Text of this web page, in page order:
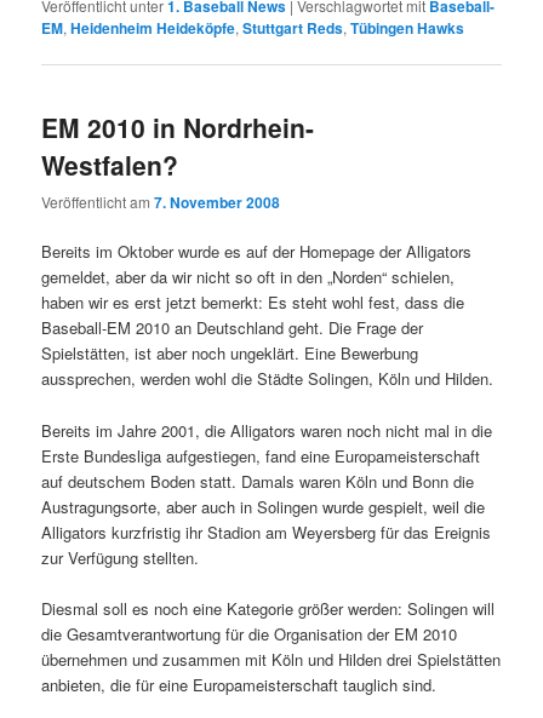
Veröffentlicht unter1. Baseball News |Verschlagwortet mit Baseball-
EM,Heidenheim Heideköpfe,Stuttgart Reds,Tübingen Hawks
EM 2010 in Nordrhein-
Westfalen?
Veröffentlicht am7. November 2008
Bereits im Oktober wurde es auf der Homepage der Alligators
gemeldet, aber da wir nicht so oft in den „Norden“ schielen,
haben wir es erst jetzt bemerkt: Es steht wohl fest, dass die
Baseball-EM 2010 an Deutschland geht. Die Frage der
Spielstätten, ist aber noch ungeklärt. Eine Bewerbung
aussprechen, werden wohl die Städte Solingen, Köln und Hilden.
Bereits im Jahre 2001, die Alligators waren noch nicht mal in die
Erste Bundesliga aufgestiegen, fand eine Europameisterschaft
auf deutschem Boden statt. Damals waren Köln und Bonn die
Austragungsorte, aber auch in Solingen wurde gespielt, weil die
Alligators kurzfristig ihr Stadion am Weyersberg für das Ereignis
zur Verfügung stellten.
Diesmal soll es noch eine Kategorie größer werden: Solingen will
die Gesamtverantwortung für die Organisation der EM 2010
übernehmen und zusammen mit Köln und Hilden drei Spielstätten
anbieten, die für eine Europameisterschaft tauglich sind.